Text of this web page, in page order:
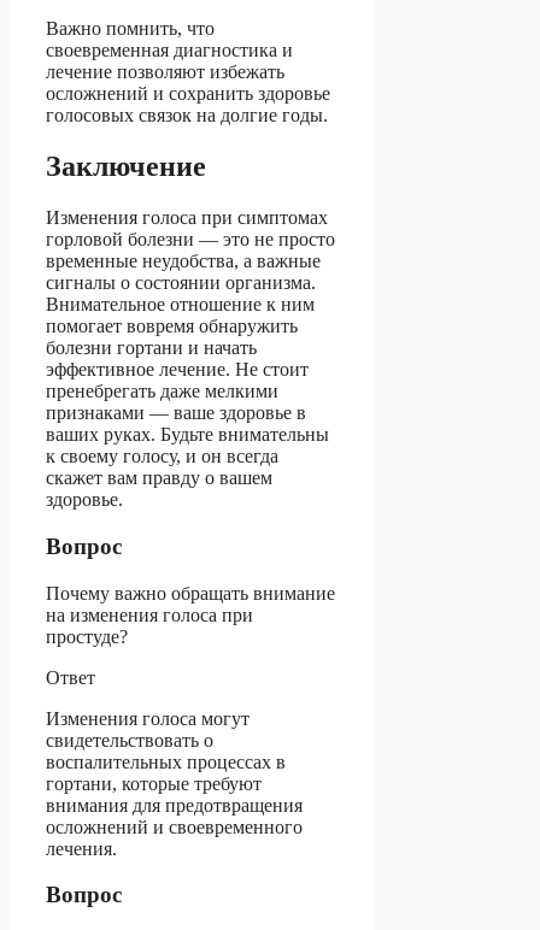
Важно помнить, что
своевременная диагностика и
лечение позволяют избежать
осложнений и сохранить здоровье
голосовых связок на долгие годы.
Заключение
Изменения голоса при симптомах
горловой болезни — это не просто
временные неудобства, а важные
сигналы о состоянии организма.
Внимательное отношение к ним
помогает вовремя обнаружить
болезни гортани и начать
эффективное лечение. Не стоит
пренебрегать даже мелкими
признаками — ваше здоровье в
ваших руках. Будьте внимательны
к своему голосу, и он всегда
скажет вам правду о вашем
здоровье.
Вопрос
Почему важно обращать внимание
на изменения голоса при
простуде?
Ответ
Изменения голоса могут
свидетельствовать о
воспалительных процессах в
гортани, которые требуют
внимания для предотвращения
осложнений и своевременного
лечения.
Вопрос